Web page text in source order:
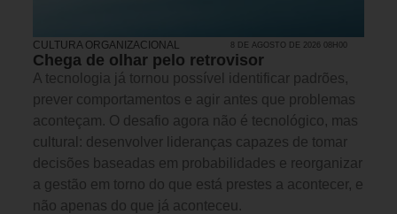
CULTURA ORGANIZACIONAL 8 DE AGOSTO DE 2026 08H00
Chega de olhar pelo retrovisor
A tecnologia já tornou possível identificar padrões,
prever comportamentos e agir antes que problemas
aconteçam. O desafio agora não é tecnológico, mas
cultural: desenvolver lideranças capazes de tomar
decisões baseadas em probabilidades e reorganizar
a gestão em torno do que está prestes a acontecer, e
não apenas do que já aconteceu.